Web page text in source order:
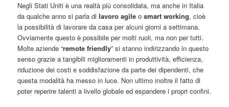
Negli Stati Uniti è una realtà più consolidata, ma anche in Italia
da qualche anno si parla dilavoro agile osmart working, cioè
la possibilità di lavorare da casa per alcuni giorni a settimana.
Ovviamente questo è possibile per molti ruoli, ma non per tutti.
Molte aziende “remote friendly” si stanno indirizzando in questo
senso grazie a tangibili miglioramenti in produttività, efficienza,
riduzione dei costi e soddisfazione da parte dei dipendenti, che
questa modalità ha messo in luce. Non ultimo inoltre il fatto di
poter reperire talenti a livello globale ed espandere i propri confini.